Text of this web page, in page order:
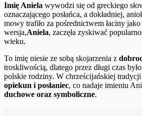
Imię Aniela wywodzi się od greckiego
oznaczającego posłańca, a dokładniej,
mowy trafiło za pośrednictwem łaciny jako
wersja,Aniela, zaczęła zyskiwać
wieku.
To imię niesie ze sobą skojarzenia z
troskliwością, dlatego przez długi czas
polskie rodziny. W chrześcijańskiej
opiekun i posłaniec, co nadaje imieniu
duchowe oraz symboliczne.